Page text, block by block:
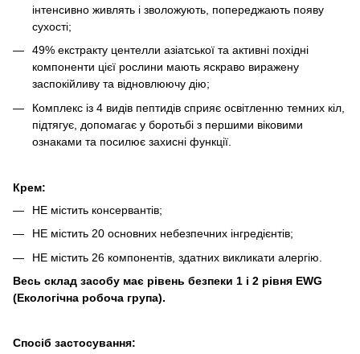
інтенсивно живлять і зволожують, попереджають появу
сухості;
49% екстракту центелли азіатської та активні похідні
компоненти цієї рослини мають яскраво виражену
заспокійливу та відновлюючу дію;
Комплекс із 4 видів пептидів сприяє освітленню темних кіл,
підтягує, допомагає у боротьбі з першими віковими
ознаками та посилює захисні функції.
Крем:
НЕ містить консервантів;
НЕ містить 20 основних небезпечних інгредієнтів;
НЕ містить 26 компонентів, здатних викликати алергію.
Весь склад засобу має рівень безпеки 1 і 2 рівня EWG
(Екологічна робоча група).
Спосіб застосування: